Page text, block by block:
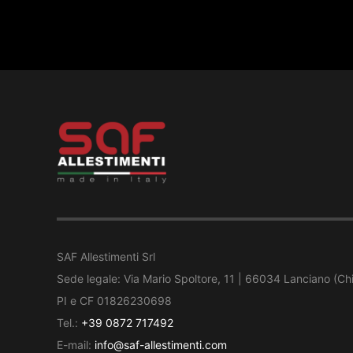
SAF Allestimenti Srl
Sede legale: Via Mario Spoltore, 11 | 66034 Lanciano
PI e CF 01826230698
Tel.: +39 0872 717492
E-mail: info@saf-allestimenti.com